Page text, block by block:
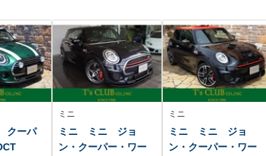
ETC 雹害車
ーパ
ミニ
ミニ ミニ ジョ
ン・クーパー・ワー
ミニ
ミニ ミニ ジョ
ン・クーパー・ワー